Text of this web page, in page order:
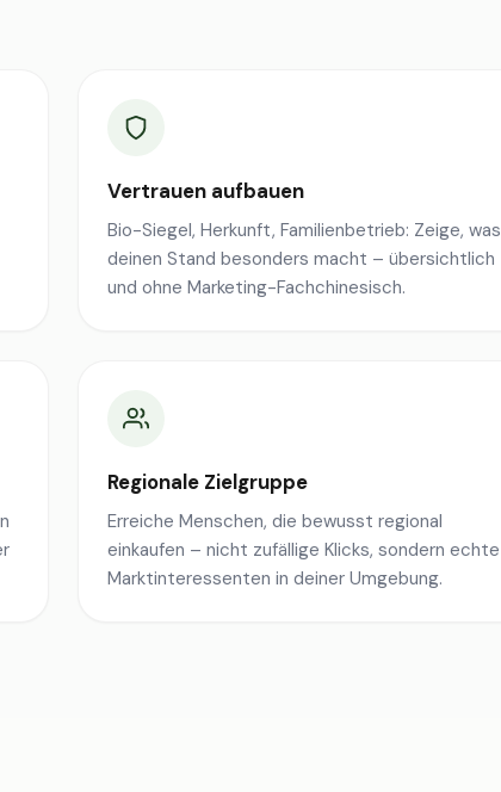
Vertrauen aufbauen
Bio-Siegel, Herkunft, Familienbetrieb: Zeige, was
deinen Stand besonders macht – übersichtlich
und ohne Marketing-Fachchinesisch.
Regionale Zielgruppe
Erreiche Menschen, die bewusst regional
einkaufen – nicht zufällige Klicks, sondern echte
Marktinteressenten in deiner Umgebung.